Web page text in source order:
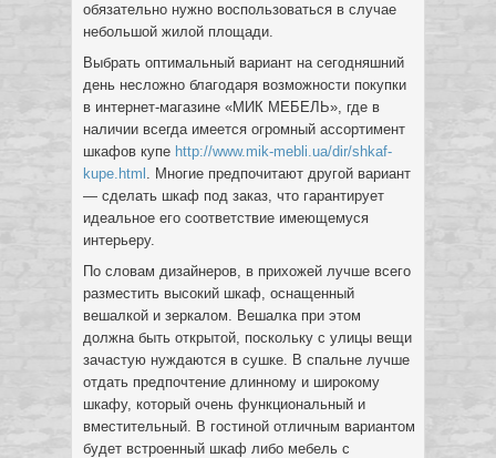
обязательно нужно воспользоваться в случае
небольшой жилой площади.
Выбрать оптимальный вариант на сегодняшний
день несложно благодаря возможности покупки
в интернет-магазине «МИК МЕБЕЛЬ», где в
наличии всегда имеется огромный ассортимент
шкафов купе http://www.mik-mebli.ua/dir/shkaf-
kupe.html . Многие предпочитают другой вариант
— сделать шкаф под заказ, что гарантирует
идеальное его соответствие имеющемуся
интерьеру.
По словам дизайнеров, в прихожей лучше всего
разместить высокий шкаф, оснащенный
вешалкой и зеркалом. Вешалка при этом
должна быть открытой, поскольку с улицы вещи
зачастую нуждаются в сушке. В спальне лучше
отдать предпочтение длинному и широкому
шкафу, который очень функциональный и
вместительный. В гостиной отличным вариантом
будет встроенный шкаф либо мебель с